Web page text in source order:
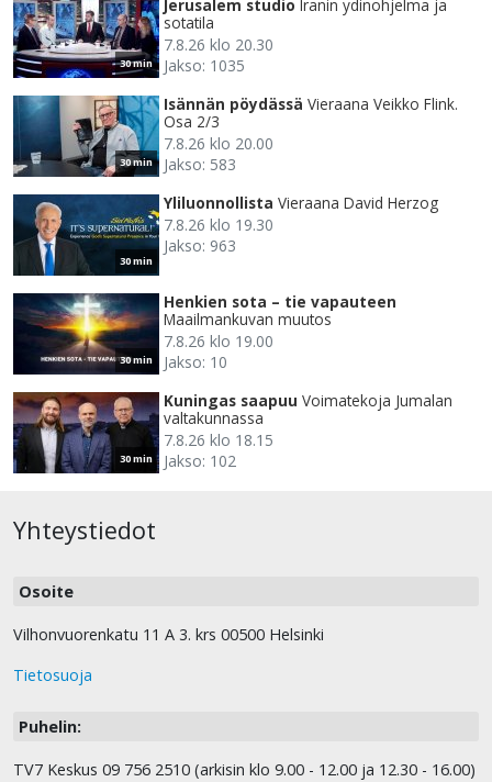
30 min
Jerusalem studio Iranin ydinohjelma ja
sotatila
7.8.26 klo 20.30
Jakso: 1035
30 min
Isännän pöydässä Vieraana Veikko Flink.
Osa 2/3
7.8.26 klo 20.00
Jakso: 583
30 min
Yliluonnollista Vieraana David Herzog
7.8.26 klo 19.30
Jakso: 963
30 min
Henkien sota – tie vapauteen
Maailmankuvan muutos
7.8.26 klo 19.00
Jakso: 10
30 min
Kuningas saapuu Voimatekoja Jumalan
valtakunnassa
7.8.26 klo 18.15
Jakso: 102
Yhteystiedot
Osoite
Vilhonvuorenkatu 11 A 3. krs 00500 Helsinki
Tietosuoja
Puhelin:
TV7 Keskus 09 756 2510 (arkisin klo 9.00 - 12.00 ja 12.30 - 16.00)